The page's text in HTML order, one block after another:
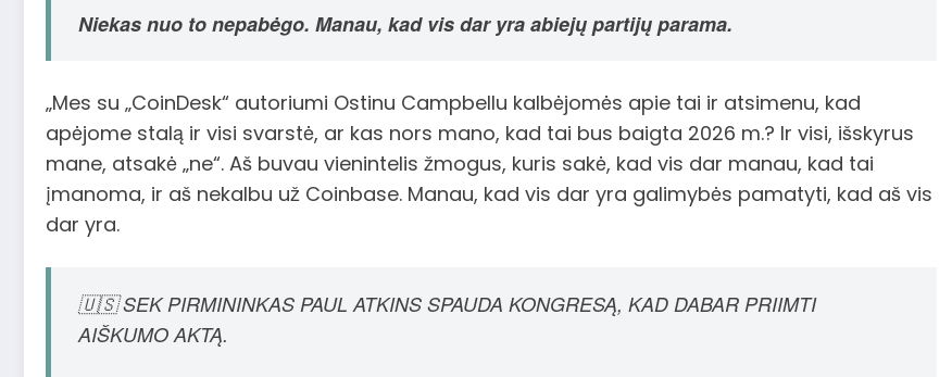
Niekas nuo to nepabėgo. Manau, kad vis dar yra abiejų partijų parama.
„Mes su „CoinDesk“ autoriumi Ostinu Campbellu kalbėjomės apie tai ir atsimenu, kad
apėjome stalą ir visi svarstė, ar kas nors mano, kad tai bus baigta 2026 m.? Ir visi, išskyrus
mane, atsakė „ne“. Aš buvau vienintelis žmogus, kuris sakė, kad vis dar manau, kad tai
įmanoma, ir aš nekalbu už Coinbase. Manau, kad vis dar yra galimybės pamatyti, kad aš vis
dar yra.
🇺🇸 SEK PIRMININKAS PAUL ATKINS SPAUDA KONGRESĄ, KAD DABAR PRIIMTI
AIŠKUMO AKTĄ.